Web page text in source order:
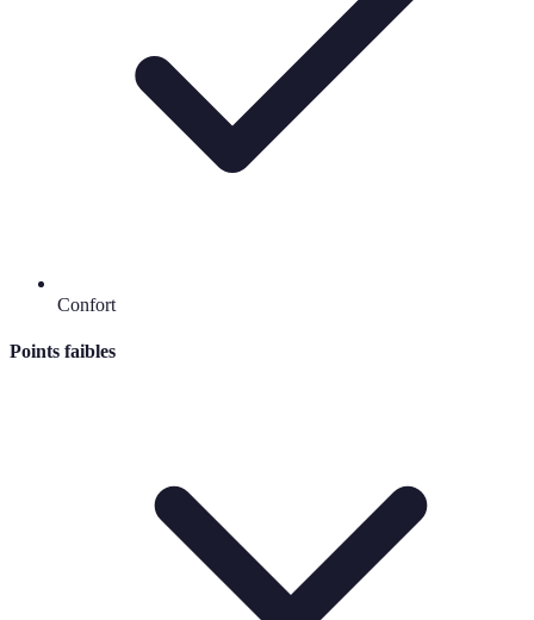
Confort
Points faibles